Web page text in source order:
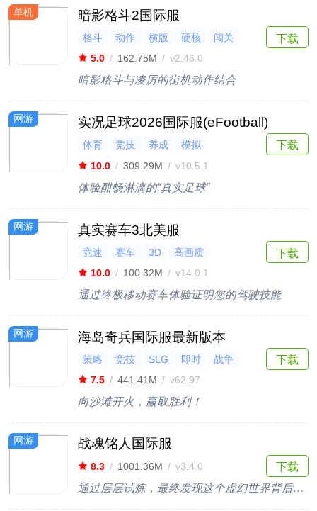
单机 暗影格斗2国际服
格斗 动作 横版 硬核
闯关
5.0 / 162.75M / v2.46.0
暗影格斗与凌厉的街机动作结合
下载
网游 实况足球2026国际服(eFootball)
体育 竞技 养成
模拟
多人联机
10.0 / 309.29M / v10.5.1
体验酣畅淋漓的“真实足球”
下载
网游 真实赛车3北美服
竞速 赛车 3D
高画质
10.0 / 100.32M / v14.0.1
通过终极移动赛车体验证明您的驾驶技能
下载
网游 海岛奇兵国际服最新版本
策略 竞技 SLG 即时
战争
7.5 / 441.41M / v62.97
向沙滩开火，赢取胜利！
下载
网游 战魂铭人国际服
8.3 / 1001.36M / v3.4.0
通过层层试炼，最终发现这个虚幻世界背后的秘密
下载